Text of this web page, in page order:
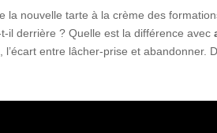
la nouvelle tarte à la crème des
il derrière ? Quelle est la différence avec
entre lâcher-prise et abandonner.